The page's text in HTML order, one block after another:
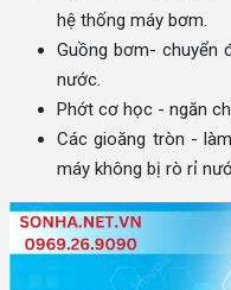
hệ thống máy bơm.
Guồng bơm- chuyển
nước.
Phớt cơ học - ngăn
Các gioăng tròn -
máy không bị rò rỉ